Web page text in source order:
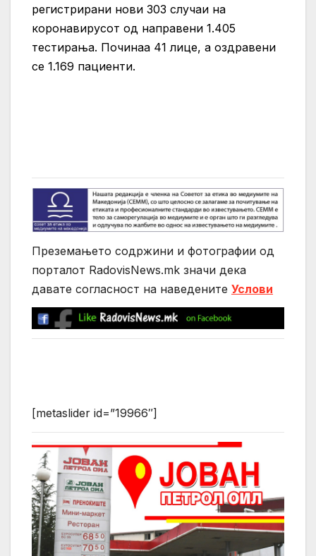
регистрирани нови 303 случаи на
коронавирусот од направени 1.405
тестирања. Починаа 41 лице, а оздравени
се 1.169 пациенти.
Преземањето содржини и фотографии од
порталот RadovisNews.mk значи дека
давате согласност на нaведените Услови
[metaslider id=”19966″]